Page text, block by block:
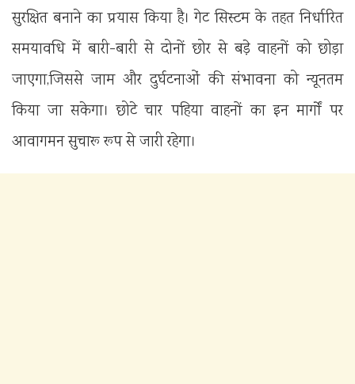
सुरक्षित बनाने का प्रयास किया है। गेट सिस्टम के तहत निर्धारित
समयावधि में बारी-बारी से दोनों छोर से बड़े वाहनों को छोड़ा
जाएगा,जिससे जाम और दुर्घटनाओं की संभावना को न्यूनतम
किया जा सकेगा। छोटे चार पहिया वाहनों का इन मार्गों पर
आवागमन सुचारू रूप से जारी रहेगा।